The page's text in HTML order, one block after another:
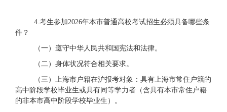
4.考生参加2026年本市普通高校考试招生必须具备哪些条
件？
（一）遵守中华人民共和国宪法和法律。
（二）身体状况符合相关要求。
（三）上海市户籍在沪报考对象：具有上海市常住户籍的
高中阶段学校毕业生或具有同等学力者（含具有本市常住户籍
的非本市高中阶段学校毕业生）。